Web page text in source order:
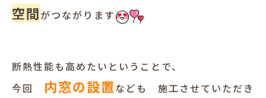
空間がつながります
断熱性能も高めたいということで、
今回 内窓の設置なども 施工させていただき